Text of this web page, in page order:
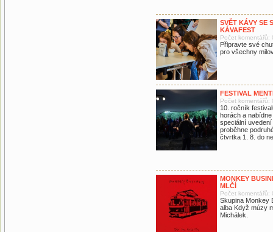
SVĚT KÁVY SE
KÁVAFEST
Počet komentářů:
Připravte své
pro všechny
FESTIVAL
Počet komentářů:
10. ročník
horách a
speciální
proběhne
čtvrtka 1. 8. do
MONKEY
MLČÍ
Počet komentářů:
Skupina Monkey
alba Když múzy
Michálek.